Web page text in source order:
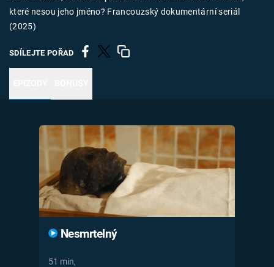
Pořady
Časopis
Sledujte prima+
Přihlášení
Sledujte nás
které nesou jeho jméno? Francouzský dokumentární seriál
(2025)
SDÍLEJTE POŘAD
Nesmrtelný
51 min,